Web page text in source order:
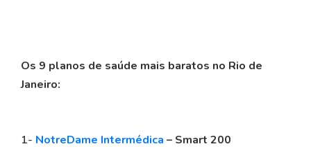
Os 9 planos de saúde mais baratos no Rio de
Janeiro:
1- NotreDame Intermédica – Smart 200